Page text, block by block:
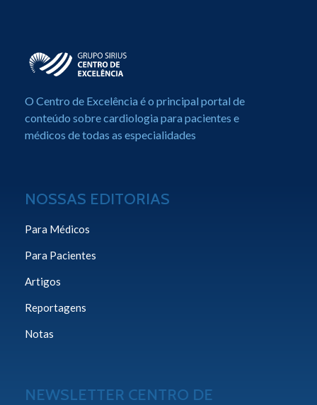
Centro de Excelência em Cardiologia
O Centro de Excelência é o principal portal de
conteúdo sobre cardiologia para pacientes e
médicos de todas as especialidades
NOSSAS EDITORIAS
Para Médicos
Para Pacientes
Artigos
Reportagens
Notas
NEWSLETTER CENTRO DE